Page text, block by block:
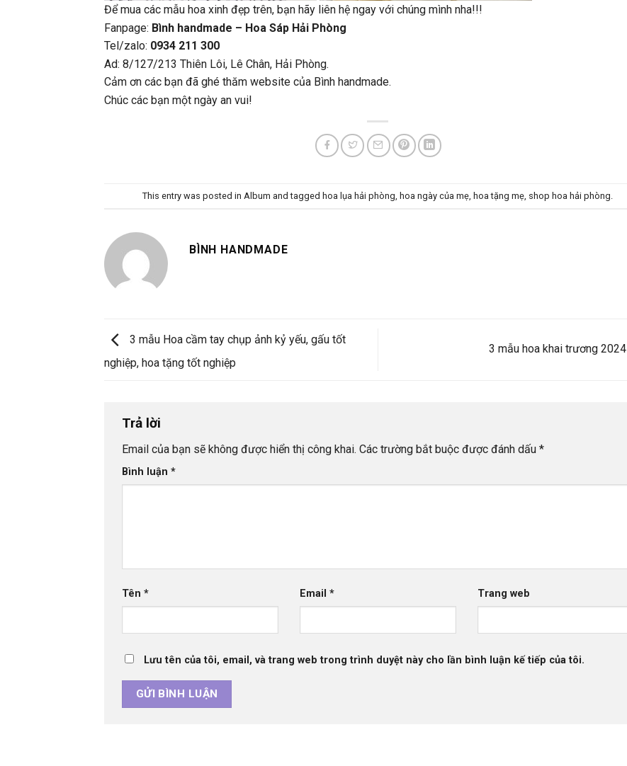
Để mua các mẫu hoa xinh đẹp trên, bạn hãy liên hệ ngay với chúng mình nha!!!
Fanpage: Bình handmade – Hoa Sáp Hải Phòng
Tel/zalo: 0934 211 300
Ad: 8/127/213 Thiên Lôi, Lê Chân, Hải Phòng.
Cảm ơn các bạn đã ghé thăm website của Bình handmade.
Chúc các bạn một ngày an vui!
This entry was posted in Album and taggedhoa lụa hải phòng ,hoa ngày của mẹ ,hoa tặng mẹ shop hoa hải phòng
BÌNH HANDMADE
3 mẫu Hoa cầm tay chụp ảnh kỷ yếu, gấu tốt
nghiệp, hoa tặng tốt nghiệp
3 mẫu hoa khai trương 2024
Trả lời
Email của bạn sẽ không được hiển thị công khai. Các trường bắt buộc được đánh dấu *
Bình luận *
Tên * Email * Trang web
Lưu tên của tôi, email, và trang web trong trình duyệt này cho lần bình luận kế tiếp của tôi.